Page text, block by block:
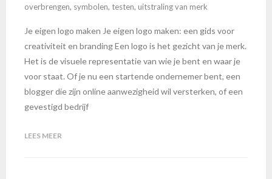
overbrengen, symbolen, testen, uitstraling van merk
Je eigen logo maken Je eigen logo maken: een gids voor
creativiteit en branding Een logo is het gezicht van je merk.
Het is de visuele representatie van wie je bent en waar je
voor staat. Of je nu een startende ondernemer bent, een
blogger die zijn online aanwezigheid wil versterken, of een
gevestigd bedrijf
LEES MEER